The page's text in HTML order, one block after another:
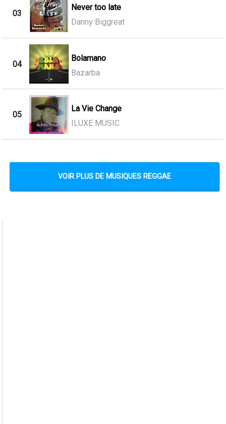
03
Never too late
Danny Biggreat
04
Bolamano
Bazarba
05
La Vie Change
ILUXE MUSIC
VOIR PLUS DE MUSIQUES REGGAE